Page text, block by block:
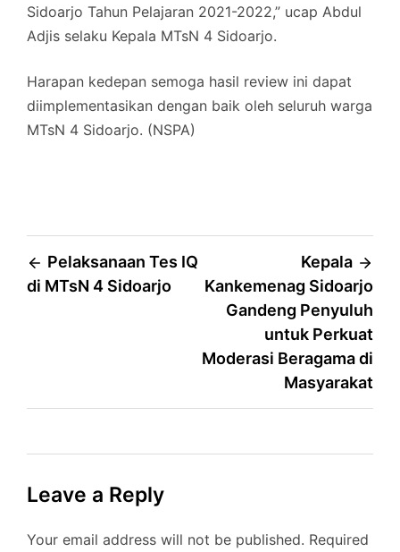
Sidoarjo Tahun Pelajaran 2021-2022,” ucap Abdul
Adjis selaku Kepala MTsN 4 Sidoarjo.
Harapan kedepan semoga hasil review ini dapat
diimplementasikan dengan baik oleh seluruh warga
MTsN 4 Sidoarjo. (NSPA)
Post
navigation
Pelaksanaan Tes IQ
di MTsN 4 Sidoarjo
Kepala
Kankemenag Sidoarjo
Gandeng Penyuluh
untuk Perkuat
Moderasi Beragama di
Masyarakat
Leave a Reply
Your email address will not be published. Required